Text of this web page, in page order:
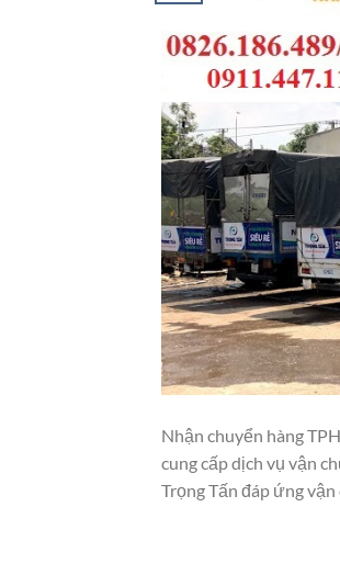
Nhận chuyển hàng
cung cấp dịch vụ vận
Trọng Tấn đáp ứng